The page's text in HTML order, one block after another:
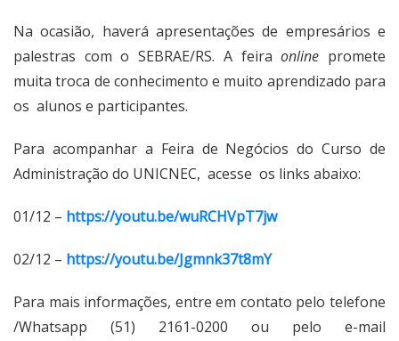
Na ocasião, haverá apresentações de empresários e
palestras com o SEBRAE/RS. A feiraonline promete
muita troca de conhecimento e muito aprendizado para
os alunos e participantes.
Para acompanhar a Feira de Negócios do Curso de
Administração do UNICNEC, acesse os links abaixo:
01/12 – https://youtu.be/wuRCHVpT7jw
02/12 – https://youtu.be/Jgmnk37t8mY
Para mais informações, entre em contato pelo telefone
/Whatsapp (51) 2161-0200 ou pelo e-mail